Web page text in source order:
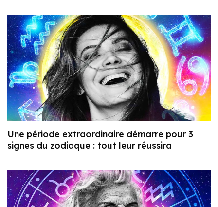
Une période extraordinaire démarre pour 3
signes du zodiaque : tout leur réussira